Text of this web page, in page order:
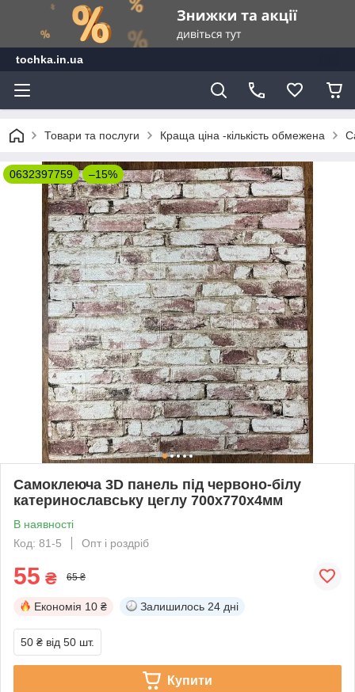
tochka.in.ua
Товари та послуги Краща ціна -кількість обмежена
0632397759 –15%
Самоклеюча 3D панель під червоно-білу
катеринославську цеглу 700x770x4мм
В наявності
Код: 81-5
Опт і роздріб
55 ₴ 65 ₴
Економія 10 ₴ Залишилось 24 дні
50 ₴ від 50 шт.
Купити